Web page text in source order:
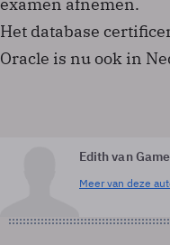
Het database
Oracle is nu ook in
Edith van
Meer van deze